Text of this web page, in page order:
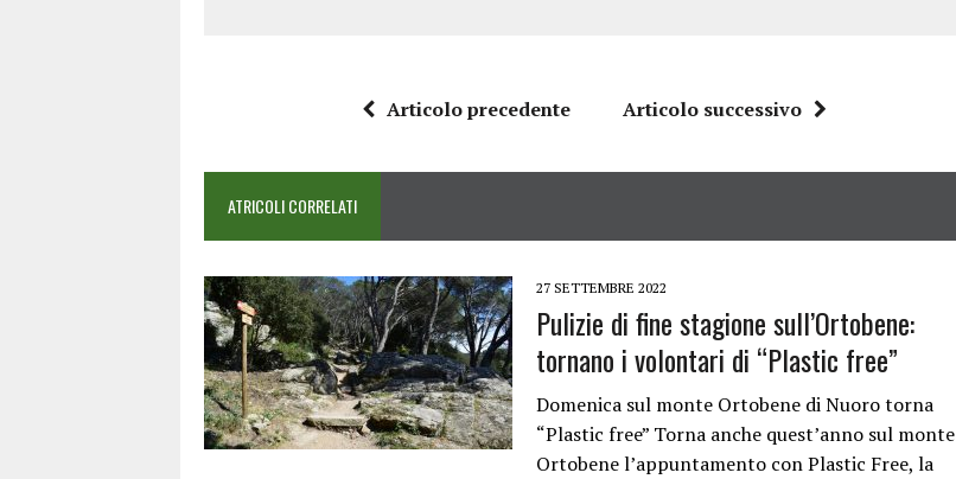
Articolo precedente Articolo successivo
ATRICOLI CORRELATI
27 SETTEMBRE 2022
Pulizie di fine stagione sull’Ortobene:
tornano i volontari di “Plastic free”
Domenica sul monte Ortobene di Nuoro torna
“Plastic free” Torna anche quest’anno sul monte
Ortobene l’appuntamento con Plastic Free, la